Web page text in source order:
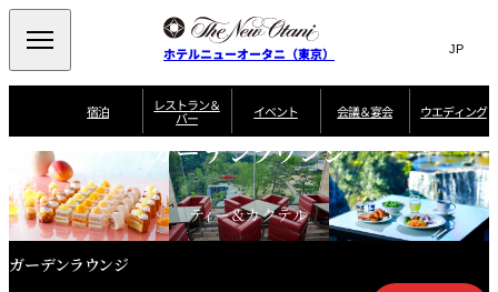
ホテルニューオータニ（東京） Search
サ
ト
内
検
索
窓
を
言
切
替
え
メ
ニ
ュ
ー
を
開
JP(日本語)
EN
Select Language▼
宿泊
ゼクティブハ
ウス 禅 ザ・メイン
ニューオータニ・
ガーデンタワー スイートのご案内
客室一覧 宿泊プラン一覧
レストラン＆
バー
ソムリエ 個室のご案内
ご家族で楽し
む小個室
イベント 会議＆宴会
会
議
＆
宴
宴会場一覧 プラン一覧 MICE
ウエディング
ウ
ウエディングスタ
イル コンセ
ガーデンラウンジ
ティー＆カクテル
ガーデンラウンジ